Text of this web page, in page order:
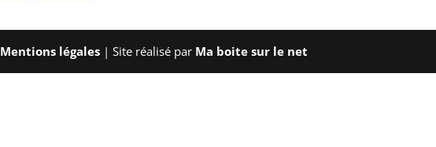
Mentions légales | Site réalisé par Ma boite sur le net